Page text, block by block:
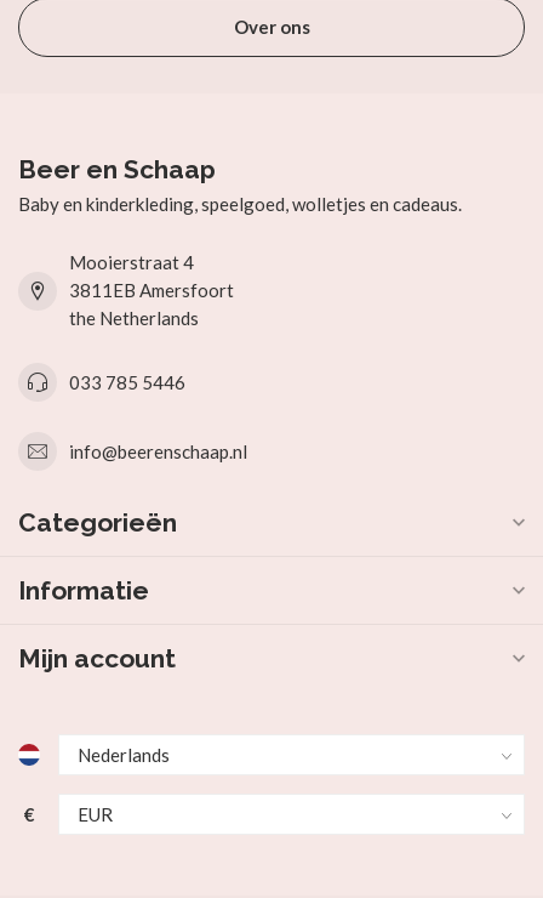
Over ons
Beer en Schaap
Baby en kinderkleding, speelgoed, wolletjes en cadeaus.
Mooierstraat 4
3811EB Amersfoort
the Netherlands
033 785 5446
info@beerenschaap.nl
Categorieën
Informatie
Mijn account
€